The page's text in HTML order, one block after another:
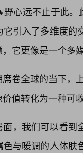
心远不止于此
引入了多维度
它更像是一个多
卷全球的当下，
值转化为一种可
，我们可以看到
与暖调的人体